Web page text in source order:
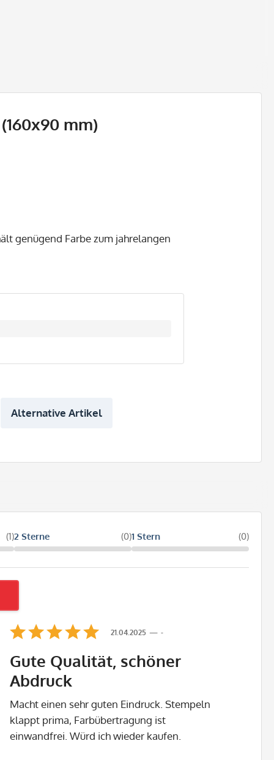
mm)
genügend Farbe zum jahrelangen
Alternative Artikel
(1)2 Sterne (0)1 Stern (0)
-
21.04.2025
Gute Qualität, schöner
Abdruck
Macht einen sehr guten Eindruck. Stempeln
klappt prima, Farbübertragung ist
einwandfrei. Würd ich wieder kaufen.